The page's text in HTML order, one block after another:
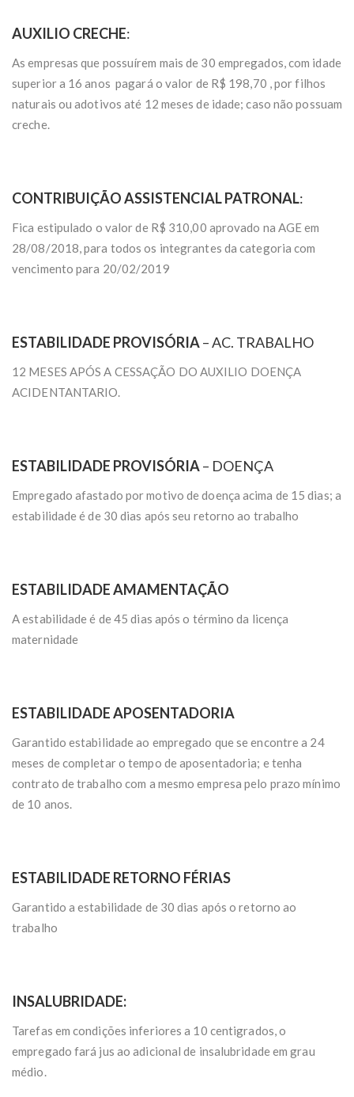
AUXILIO CRECHE:
As empresas que possuírem mais de 30 empregados, com idade
superior a 16 anos pagará o valor de R$ 198,70 , por filhos
naturais ou adotivos até 12 meses de idade; caso não possuam
creche.
CONTRIBUIÇÃO ASSISTENCIAL PATRONAL:
Fica estipulado o valor de R$ 310,00 aprovado na AGE em
28/08/2018, para todos os integrantes da categoria com
vencimento para 20/02/2019
ESTABILIDADE PROVISÓRIA– AC. TRABALHO
12 MESES APÓS A CESSAÇÃO DO AUXILIO DOENÇA
ACIDENTANTARIO.
ESTABILIDADE PROVISÓRIA– DOENÇA
Empregado afastado por motivo de doença acima de 15 dias; a
estabilidade é de 30 dias após seu retorno ao trabalho
ESTABILIDADE AMAMENTAÇÃO
A estabilidade é de 45 dias após o término da licença
maternidade
ESTABILIDADE APOSENTADORIA
Garantido estabilidade ao empregado que se encontre a 24
meses de completar o tempo de aposentadoria; e tenha
contrato de trabalho com a mesmo empresa pelo prazo mínimo
de 10 anos.
ESTABILIDADE RETORNO FÉRIAS
Garantido a estabilidade de 30 dias após o retorno ao
trabalho
INSALUBRIDADE:
Tarefas em condições inferiores a 10 centigrados, o
empregado fará jus ao adicional de insalubridade em grau
médio.